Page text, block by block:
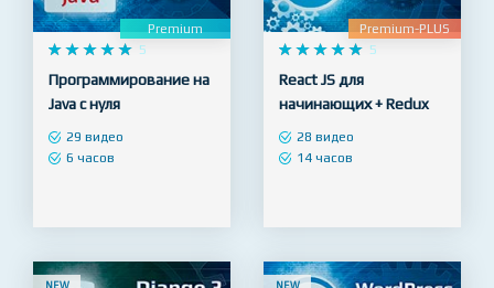
NEW
Premium
    
    
Программирование на
Java с нуля
NEW
Premium-PLUS
    
     5
React JS для
начинающих + Redux